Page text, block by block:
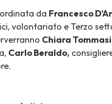
da Francesco
volontariato e Terzo
Chiara
Carlo Beraldo,